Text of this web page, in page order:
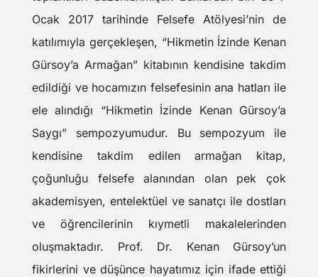
Ocak 2017 tarihinde Felsefe Atölyesi’nin de
katılımıyla gerçekleşen, “Hikmetin İzinde Kenan
Gürsoy’a Armağan” kitabının kendisine takdim
edildiği ve hocamızın felsefesinin ana hatları ile
ele alındığı “Hikmetin İzinde Kenan Gürsoy’a
Saygı” sempozyumudur. Bu sempozyum ile
kendisine takdim edilen armağan kitap,
çoğunluğu felsefe alanından olan pek çok
akademisyen, entelektüel ve sanatçı ile dostları
ve öğrencilerinin kıymetli makalelerinden
oluşmaktadır. Prof. Dr. Kenan Gürsoy’un
fikirlerini ve düşünce hayatımız için ifade ettiği